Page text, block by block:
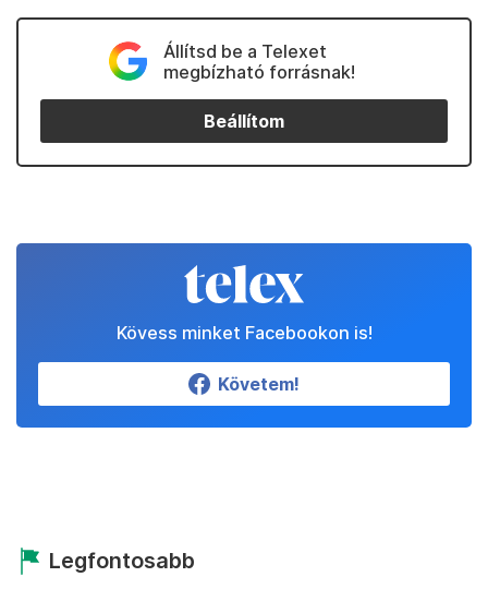
Állítsd be a Telexet
megbízható forrásnak!
Beállítom
Kövess minket Facebookon is!
Követem!
Legfontosabb